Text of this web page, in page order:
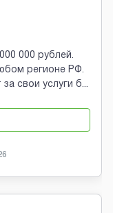
000 рублей.
регионе РФ.
свои услуги б...